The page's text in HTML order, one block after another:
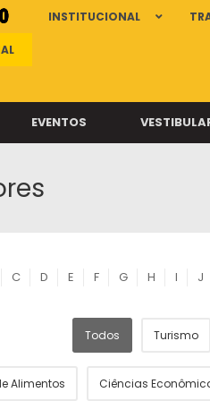
INSTITUCIONAL
EVENTOS
C D E F G H I J
Todos Turismo
Alimentos Ciências